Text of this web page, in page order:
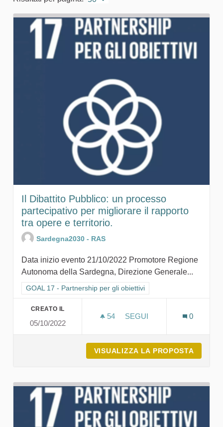
Il Dibattito Pubblico: un processo
partecipativo per migliorare il rapporto
tra opere e territorio.
Sardegna2030 - RAS
Data inizio evento 21/10/2022 Promotore Regione
Autonoma della Sardegna, Direzione Generale...
Filtra i risultati per categoria: GOAL 17 - Partnership per gli
GOAL 17 - Partnership per gli obiettivi
CREATO IL
05/10/2022
54 54 SOSTENITORI
SEGUI
0
VISUALIZZA LA PROPOSTA